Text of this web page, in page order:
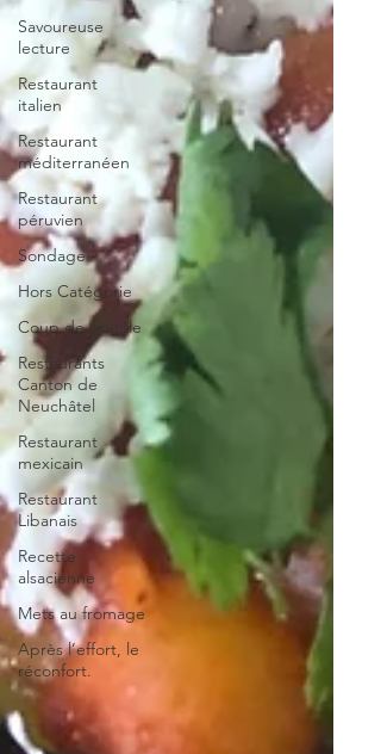
Savoureuse
lecture
Restaurant
italien
Restaurant
méditerranéen
Restaurant
péruvien
Sondage
Hors Catégorie
Coup de gueule
Restaurants
Canton de
Neuchâtel
Restaurant
mexicain
Restaurant
Libanais
Recette
alsacienne
Mets au fromage
Après l’effort, le
réconfort.